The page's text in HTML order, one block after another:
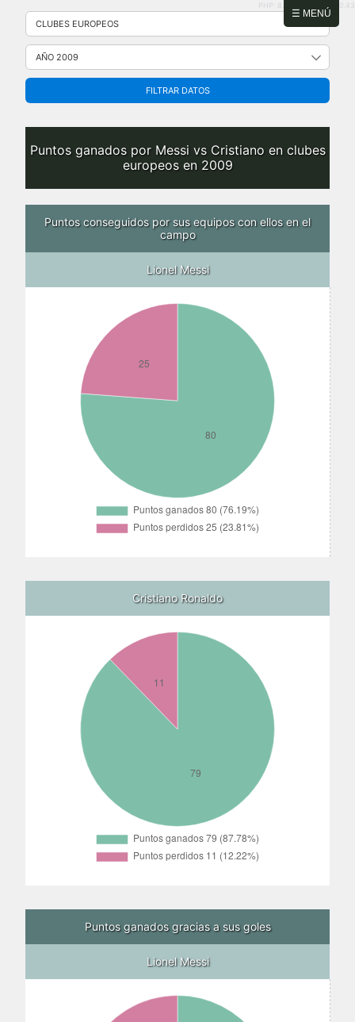
☰ MENÚ
Saltar
contenido
PHP: 8.2.31 | MySQL: 8.0.43
FILTRAR DATOS
Puntos ganados por Messi vs Cristiano en clubes
europeos en 2009
Puntos conseguidos por sus equipos con ellos en el
campo
Lionel Messi
Cristiano Ronaldo
Puntos ganados gracias a sus goles
Lionel Messi